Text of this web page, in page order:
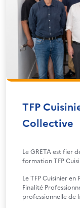
TFP
Collective
Le GRETA est fier
formation TFP
Le TFP Cuisinier
Finalité
professionnelle de